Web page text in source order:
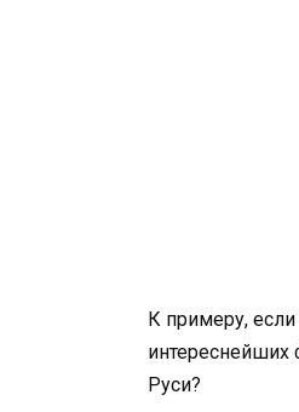
К примеру,
интереснейших
Руси?